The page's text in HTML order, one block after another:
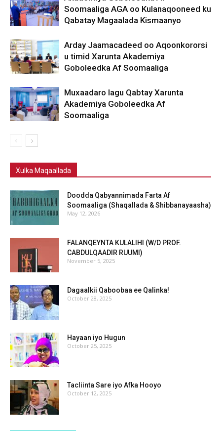
Soomaaliga AGA oo Kulanaqooneed ku
Qabatay Magaalada Kismaanyo
Arday Jaamacadeed oo Aqoonkororsi
u timid Xarunta Akademiya
Goboleedka Af Soomaaliga
Muxaadaro lagu Qabtay Xarunta
Akademiya Goboleedka Af
Soomaaliga
Xulka Maqaallada
Doodda Qabyannimada Farta Af
Soomaaliga (Shaqallada & Shibbanayaasha)
May 12, 2026
FALANQEYNTA KULALIHI (W/D PROF.
CABDULQAADIR RUUMI)
November 5, 2025
Dagaalkii Qaboobaa ee Qalinka!
October 28, 2025
Hayaan iyo Hugun
October 25, 2025
Tacliinta Sare iyo Afka Hooyo
October 12, 2025